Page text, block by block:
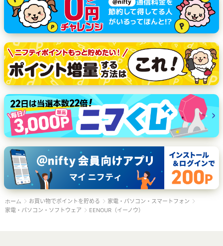
ホーム お買い物でポイントを貯める
家電・パソコン・スマートフォン
家電・パソコン・ソフトウェア
EENOUR（イーノウ）